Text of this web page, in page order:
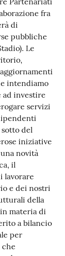
fra
di
pubbliche
Le
intendiamo
ad investire
servizi
del
iniziative
novità
il
lavorare
e dei nostri
della
materia di
a bilancio
per
che